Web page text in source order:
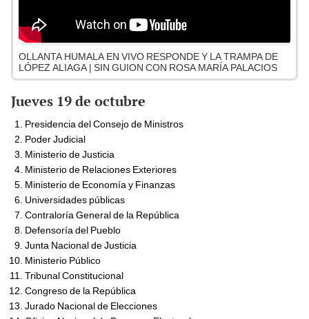
OLLANTA HUMALA EN VIVO RESPONDE Y LA TRAMPA DE
LÓPEZ ALIAGA | SIN GUION CON ROSA MARÍA PALACIOS
Jueves 19 de octubre
Presidencia del Consejo de Ministros
Poder Judicial
Ministerio de Justicia
Ministerio de Relaciones Exteriores
Ministerio de Economía y Finanzas
Universidades públicas
Contraloría General de la República
Defensoría del Pueblo
Junta Nacional de Justicia
Ministerio Público
Tribunal Constitucional
Congreso de la República
Jurado Nacional de Elecciones